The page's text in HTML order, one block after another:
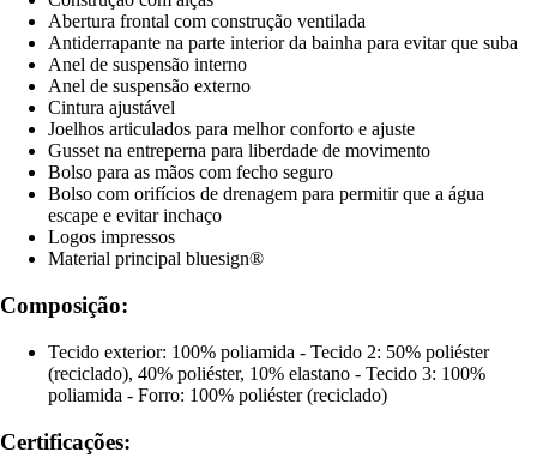
Abertura frontal com construção ventilada
Antiderrapante na parte interior da bainha para evitar que suba
Anel de suspensão interno
Anel de suspensão externo
Cintura ajustável
Joelhos articulados para melhor conforto e ajuste
Gusset na entreperna para liberdade de movimento
Bolso para as mãos com fecho seguro
Bolso com orifícios de drenagem para permitir que a água
escape e evitar inchaço
Logos impressos
Material principal bluesign®
Composição:
Tecido exterior: 100% poliamida - Tecido 2: 50% poliéster
(reciclado), 40% poliéster, 10% elastano - Tecido 3: 100%
poliamida - Forro: 100% poliéster (reciclado)
Certificações: